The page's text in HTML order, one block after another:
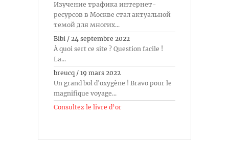
Изучение трафика интернет-
ресурсов в Москве стал актуальной
темой для многих...
Bibi / 24 septembre 2022
À quoi sert ce site ? Question facile !
La...
breucq / 19 mars 2022
Un grand bol d'oxygène ! Bravo pour le
magnifique voyage...
Consultez le livre d’or